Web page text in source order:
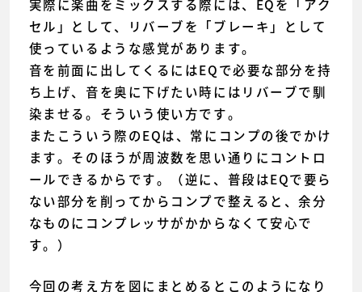
実際に楽曲をミックスする際には、EQを「アク
セル」として、リバーブを「ブレーキ」として
使っているような感覚があります。
音を前面に出してくるにはEQで必要な部分を持
ち上げ、音を奥に下げたい時にはリバーブで馴
染ませる。そういう使い方です。
またこういう際のEQは、常にコンプの後でかけ
ます。そのほうが周波数を思い通りにコントロ
ールできるからです。（逆に、普段はEQで要ら
ない部分を削ってからコンプで整えると、余分
なものにコンプレッサがかからなくて安心で
す。）
今回の考え方を図にまとめるとこのようになり